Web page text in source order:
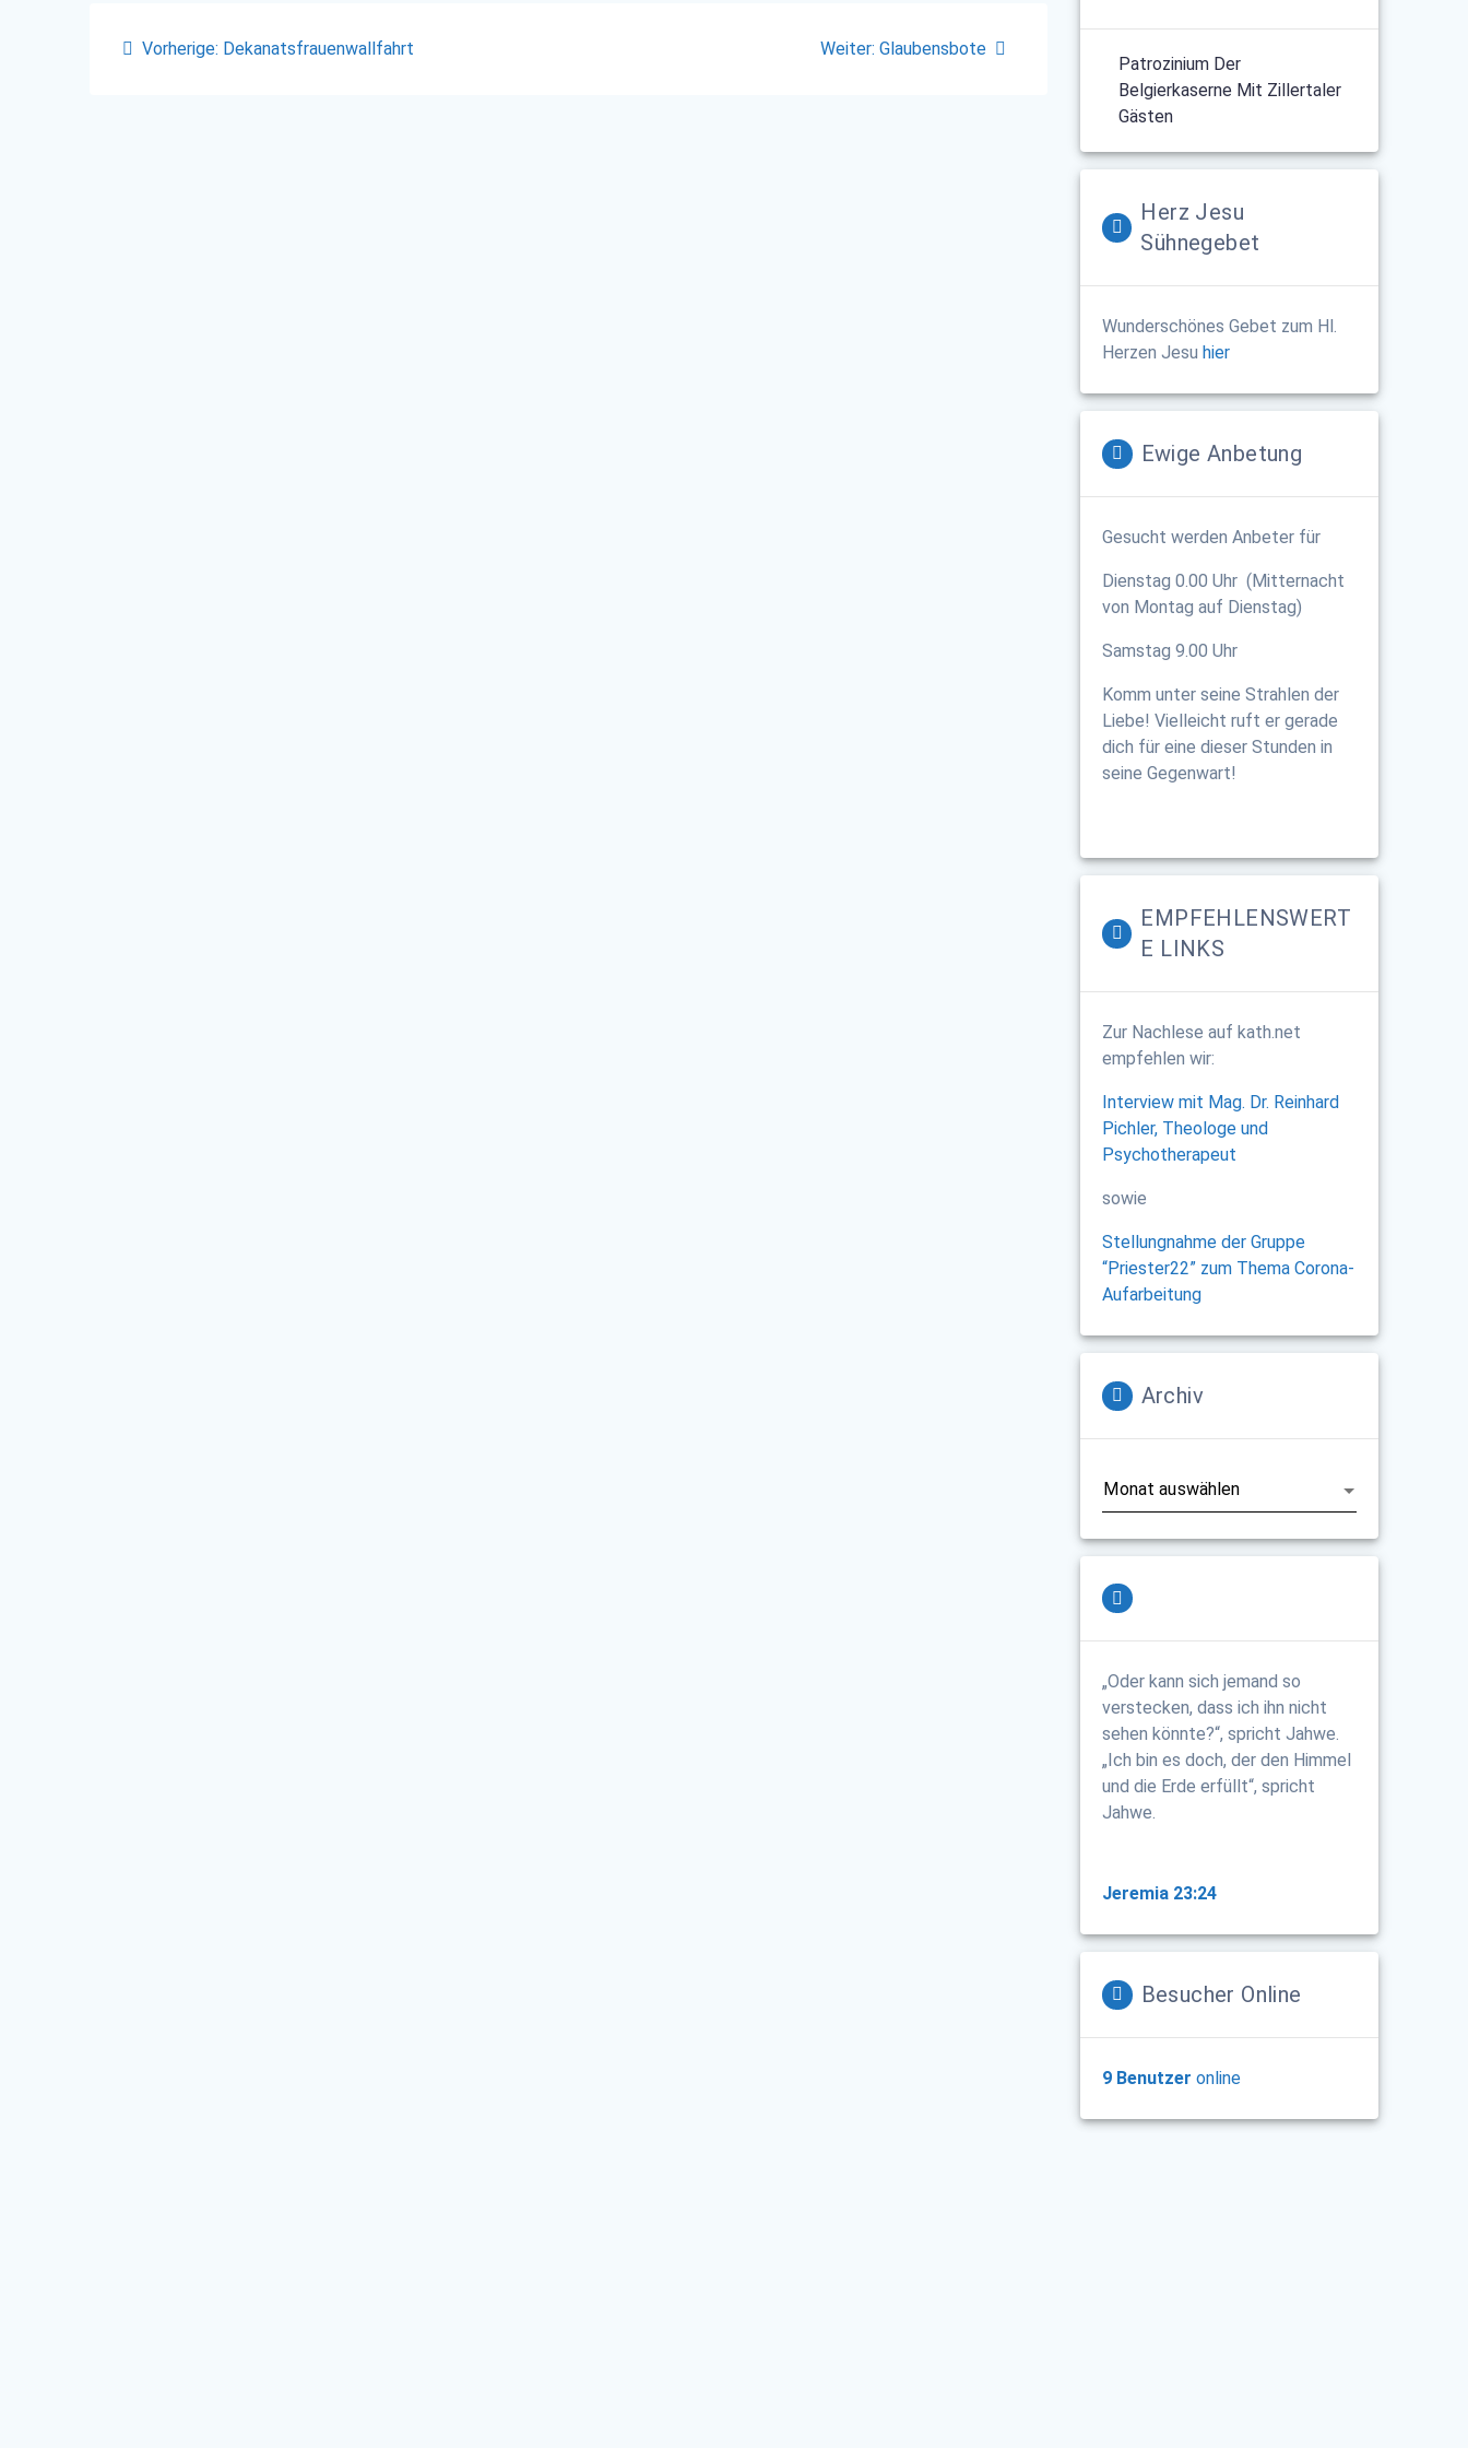
Beitragsnavigation
Vorherige: Vorheriger
Dekanatsfrauenwallfahrt Weiter: Nächster
Glaubensbote
Patrozinium Der
Belgierkaserne Mit Zillertaler
Gästen
Herz Jesu
Sühnegebet
Wunderschönes Gebet zum Hl.
Herzen Jesu hier
Ewige Anbetung
Gesucht werden Anbeter für
Dienstag 0.00 Uhr (Mitternacht
von Montag auf Dienstag)
Samstag 9.00 Uhr
Komm unter seine Strahlen der
Liebe! Vielleicht ruft er gerade
dich für eine dieser Stunden in
seine Gegenwart!
EMPFEHLENSWERT
E LINKS
Zur Nachlese auf kath.net
empfehlen wir:
Interview mit Mag. Dr. Reinhard
Pichler, Theologe und
Psychotherapeut
sowie
Stellungnahme der Gruppe
“Priester22” zum Thema Corona-
Aufarbeitung
Archiv
„Oder kann sich jemand so
verstecken, dass ich ihn nicht
sehen könnte?“, spricht Jahwe.
„Ich bin es doch, der den Himmel
und die Erde erfüllt“, spricht
Jahwe.
Jeremia 23:24
Besucher Online
9 Benutzer online